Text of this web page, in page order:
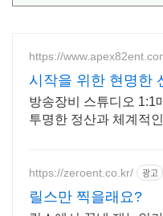
https://
시작을 위한 현명한
에이터, BJ 상시 모집
방송장비 스튜디오 1:1
투명한 정산과 체계적
https://zeroent.co.kr/ 광고
릴스만 찍을래요?